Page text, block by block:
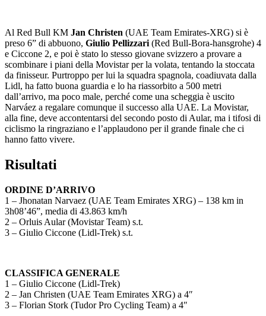
Al Red Bull KM Jan Christen (UAE Team Emirates-XRG) si è
preso 6” di abbuono, Giulio Pellizzari (Red Bull-Bora-hansgrohe) 4
e Ciccone 2, e poi è stato lo stesso giovane svizzero a provare a
scombinare i piani della Movistar per la volata, tentando la stoccata
da finisseur. Purtroppo per lui la squadra spagnola, coadiuvata dalla
Lidl, ha fatto buona guardia e lo ha riassorbito a 500 metri
dall’arrivo, ma poco male, perché come una scheggia è uscito
Narváez a regalare comunque il successo alla UAE. La Movistar,
alla fine, deve accontentarsi del secondo posto di Aular, ma i tifosi di
ciclismo la ringraziano e l’applaudono per il grande finale che ci
hanno fatto vivere.
Risultati
ORDINE D’ARRIVO
1 – Jhonatan Narvaez (UAE Team Emirates XRG) – 138 km in
3h08’46”, media di 43.863 km/h
2 – Orluis Aular (Movistar Team) s.t.
3 – Giulio Ciccone (Lidl-Trek) s.t.
CLASSIFICA GENERALE
1 – Giulio Ciccone (Lidl-Trek)
2 – Jan Christen (UAE Team Emirates XRG) a 4″
3 – Florian Stork (Tudor Pro Cycling Team) a 4″